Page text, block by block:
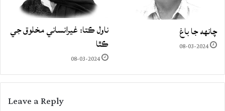
چانهه جا باغ
08-03-2024
ناول ڪتا: غيرانساني مخلوق جي
ڪٿا
08-03-2024
Leave a Reply